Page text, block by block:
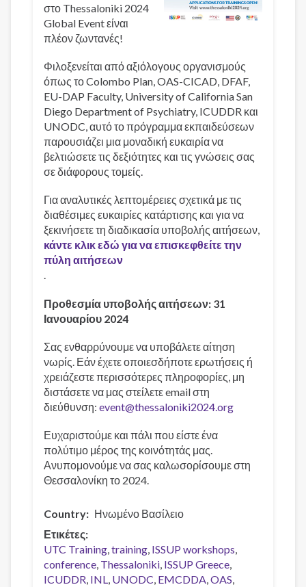
στο Thessaloniki 2024
Global Event είναι
πλέον ζωντανές!
Φιλοξενείται από αξιόλογους οργανισμούς
όπως το Colombo Plan, OAS-CICAD, DFAF,
EU-DAP Faculty, University of California San
Diego Department of Psychiatry, ICUDDR και
UNODC, αυτό το πρόγραμμα εκπαιδεύσεων
παρουσιάζει μια μοναδική ευκαιρία να
βελτιώσετε τις δεξιότητες και τις γνώσεις σας
σε διάφορους τομείς.
Για αναλυτικές λεπτομέρειες σχετικά με τις
διαθέσιμες ευκαιρίες κατάρτισης και για να
ξεκινήσετε τη διαδικασία υποβολής αιτήσεων,
κάντε κλικ εδώ για να επισκεφθείτε την
πύλη αιτήσεων
.
Προθεσμία υποβολής αιτήσεων: 31
Ιανουαρίου 2024
Σας ενθαρρύνουμε να υποβάλετε αίτηση
νωρίς. Εάν έχετε οποιεσδήποτε ερωτήσεις ή
χρειάζεστε περισσότερες πληροφορίες, μη
διστάσετε να μας στείλετε email στη
διεύθυνση: event@thessaloniki2024.org
Ευχαριστούμε και πάλι που είστε ένα
πολύτιμο μέρος της κοινότητάς μας.
Ανυπομονούμε να σας καλωσορίσουμε στη
Θεσσαλονίκη το 2024.
Country
Ηνωμένο Βασίλειο
Ετικέτες
UTC Training training ISSUP workshops
conference Thessaloniki ISSUP Greece
ICUDDR INL UNODC EMCDDA OAS